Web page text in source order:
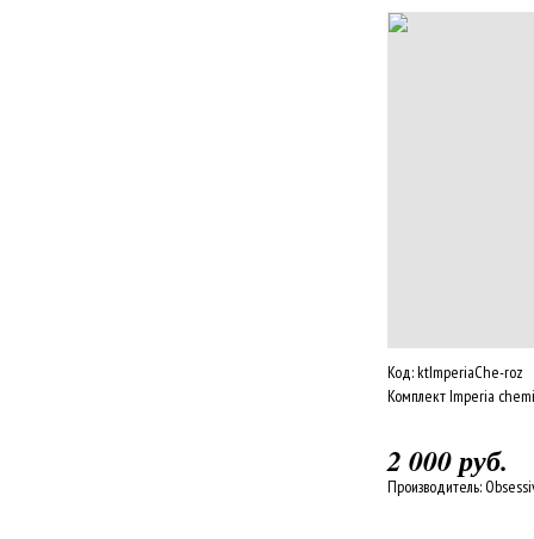
Код:ktImperiaChe-roz
Комплект Imperia
2 000 руб.
Производитель: